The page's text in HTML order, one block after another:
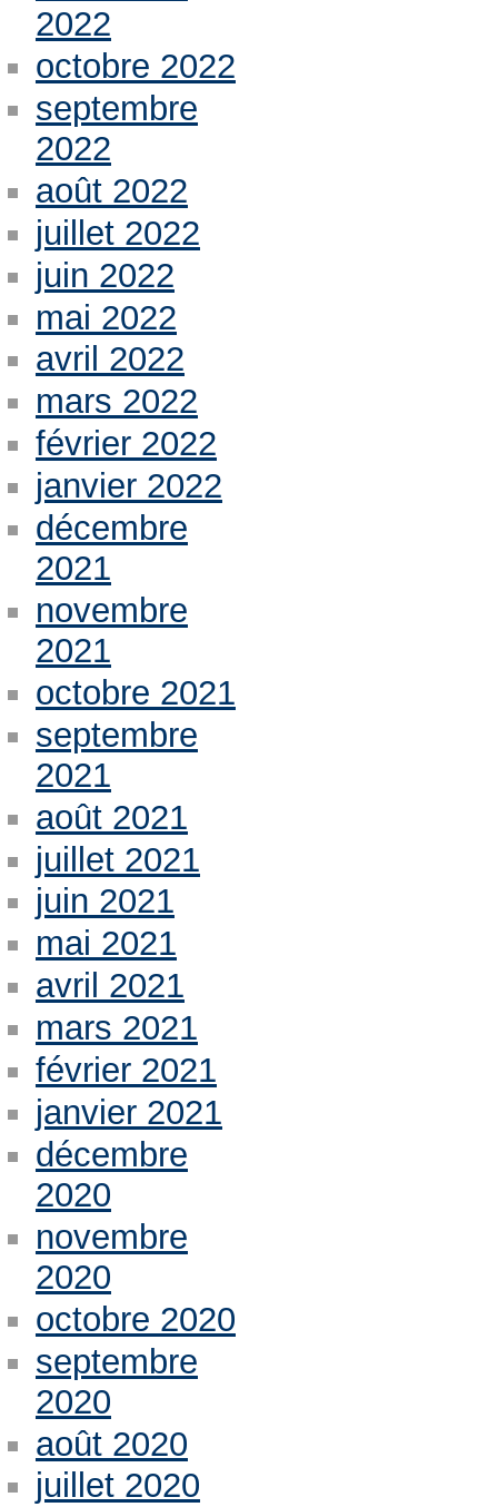
2022
octobre 2022
septembre
2022
août 2022
juillet 2022
juin 2022
mai 2022
avril 2022
mars 2022
février 2022
janvier 2022
décembre
2021
novembre
2021
octobre 2021
septembre
2021
août 2021
juillet 2021
juin 2021
mai 2021
avril 2021
mars 2021
février 2021
janvier 2021
décembre
2020
novembre
2020
octobre 2020
septembre
2020
août 2020
juillet 2020